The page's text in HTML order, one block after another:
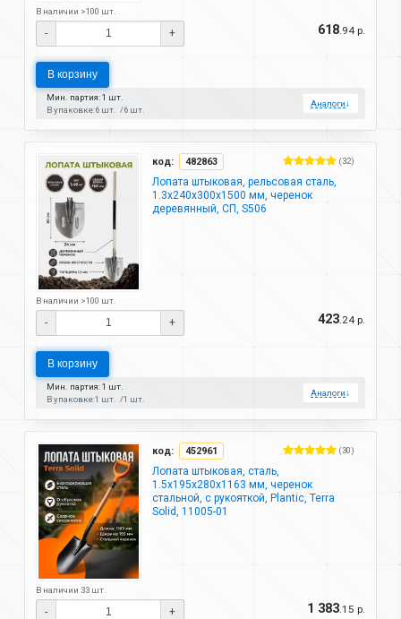
В наличии >100 шт.
- + 618 .94 р.
В корзину
Мин. партия: 1 шт.
В упаковке:6 шт. 6 шт.
Аналоги↓
код: 482863 (32)
Лопата штыковая, рельсовая сталь,
1.3х240х300х1500 мм, черенок
деревянный, СП, S506
В наличии >100 шт.
- + 423 .24 р.
В корзину
Мин. партия: 1 шт.
В упаковке:1 шт. 1 шт.
Аналоги↓
код: 452961 (30)
Лопата штыковая, сталь,
1.5х195х280х1163 мм, черенок
стальной, с рукояткой, Plantic, Terra
Solid, 11005-01
В наличии 33 шт.
- + 1 383 .15 р.